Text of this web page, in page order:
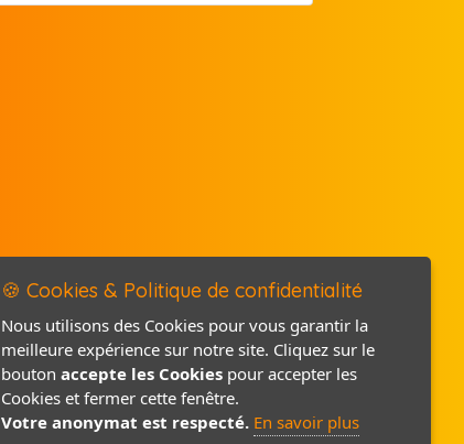
Mentions légales
Politique de confidentialité
Contact / Plan
🍪 Cookies & Politique de confidentialité
Nous utilisons des Cookies pour vous garantir la
meilleure expérience sur notre site. Cliquez sur le
bouton accepte les Cookies pour accepter les
Cookies et fermer cette fenêtre.
Votre anonymat est respecté. En savoir plus